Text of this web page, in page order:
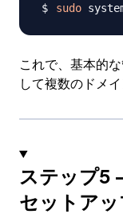
sudo
これで、基本的
して複数のドメ
ステップ5
セットアッ